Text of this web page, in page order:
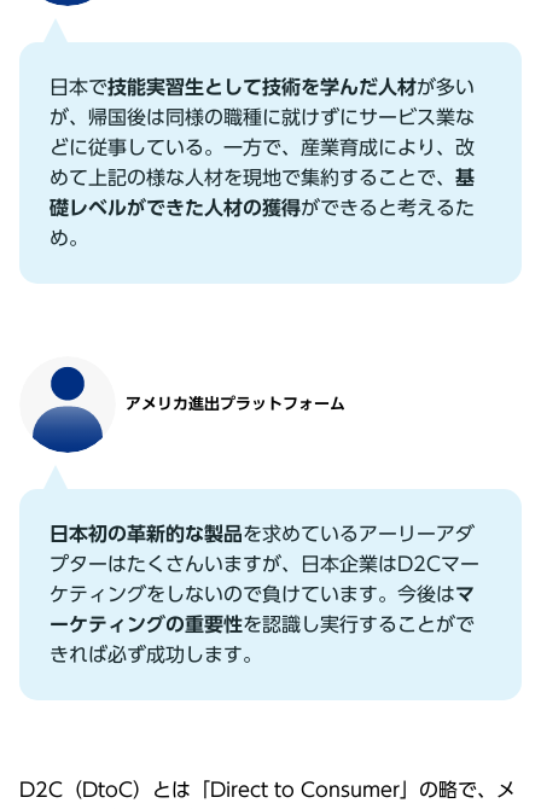
⽇本で技能実習⽣として技術を学んだ⼈材が多い
が、帰国後は同様の職種に就けずにサービス業な
どに従事している。⼀⽅で、産業育成により、改
めて上記の様な⼈材を現地で集約することで、 基
礎レベルができた⼈材の獲得ができると考えるた
め。
アメリカ進出プラットフォーム
⽇本初の⾰新的な製品を求めているアーリーアダ
プターはたくさんいますが、⽇本企業はD2Cマー
ケティングをしないので負けています。今後はマ
ーケティングの重要性を認識し実⾏することがで
きれば必ず成功します。
D2C（DtoC）とは「Direct to Consumer」の略で、メ